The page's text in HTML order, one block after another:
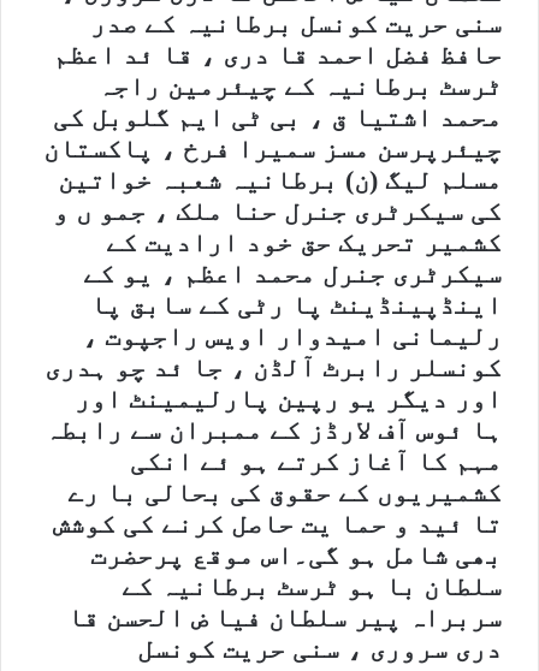
سنی حریت کونسل برطانیہ کے صدر
حافظ فضل احمد قا دری ، قا ئد اعظم
ٹرسٹ برطانیہ کے چیئرمین راجہ
محمد اشتیا ق ، بی ٹی ایم گلوبل کی
چیئرپرسن مسز سمیرا فرخ ، پاکستان
مسلم لیگ (ن) برطانیہ شعبہ خواتین
کی سیکرٹری جنرل حنا ملک ، جمو ں و
کشمیر تحریک حق خود ارادیت کے
سیکرٹری جنرل محمد اعظم ، یو کے
اینڈپینڈینٹ پا رٹی کے سابق پا
رلیمانی امیدوار اویس راجپوت ،
کونسلر رابرٹ آلڈن ، جا ئد چو ہدری
اور دیگر یو رپین پارلیمینٹ اور
ہا ئوس آف لارڈز کے ممبران سے رابطہ
مہم کا آغاز کرتے ہو ئے انکی
کشمیریوں کے حقوق کی بحالی با رے
تا ئید و حما یت حاصل کرنے کی کوشش
بھی شامل ہو گی۔اس موقع پرحضرت
سلطان با ہو ٹرسٹ برطانیہ کے
سربراہ پیر سلطان فیا ض الحسن قا
دری سروری ، سنی حریت کونسل